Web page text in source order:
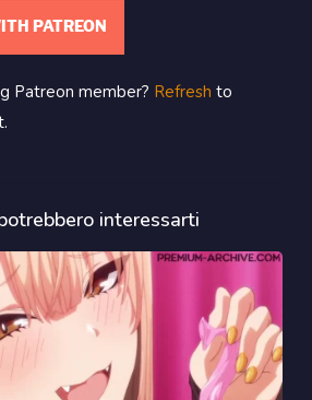
PATREON
Patreon member? Refresh to
interessarti